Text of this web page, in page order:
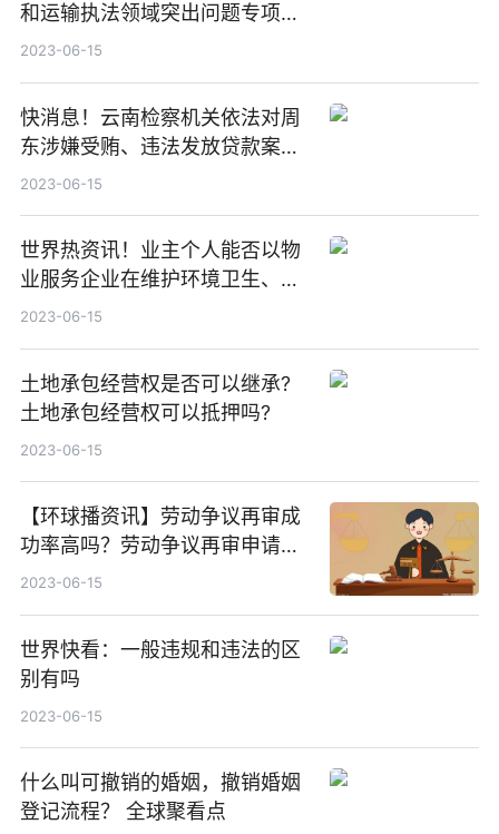
和运输执法领域突出问题专项整
治十条举措 世界观速讯
2023-06-15
快消息！云南检察机关依法对周
东涉嫌受贿、违法发放贷款案提
起公诉
2023-06-15
世界热资讯！业主个人能否以物
业服务企业在维护环境卫生、秩
序和安全等存在瑕疵为由要求减
2023-06-15
土地承包经营权是否可以继承?
土地承包经营权可以抵押吗?
2023-06-15
【环球播资讯】劳动争议再审成
功率高吗？劳动争议再审申请书
怎么写才对？
2023-06-15
世界快看：一般违规和违法的区
别有吗
2023-06-15
什么叫可撤销的婚姻，撤销婚姻
登记流程？ 全球聚看点